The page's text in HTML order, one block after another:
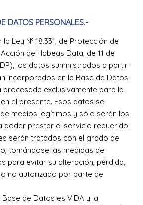
DATOS PERSONALES.-
Ley N° 18.331, de Protección de
de Habeas Data, de 11 de
los datos suministrados a partir
incorporados en la Base de Datos
procesada exclusivamente para la
el presente. Esos datos se
medios legítimos y sólo serán los
poder prestar el servicio requerido.
serán tratados con el grado de
tomándose las medidas de
para evitar su alteración, pérdida,
no autorizado por parte de
de Datos es VIDA y la